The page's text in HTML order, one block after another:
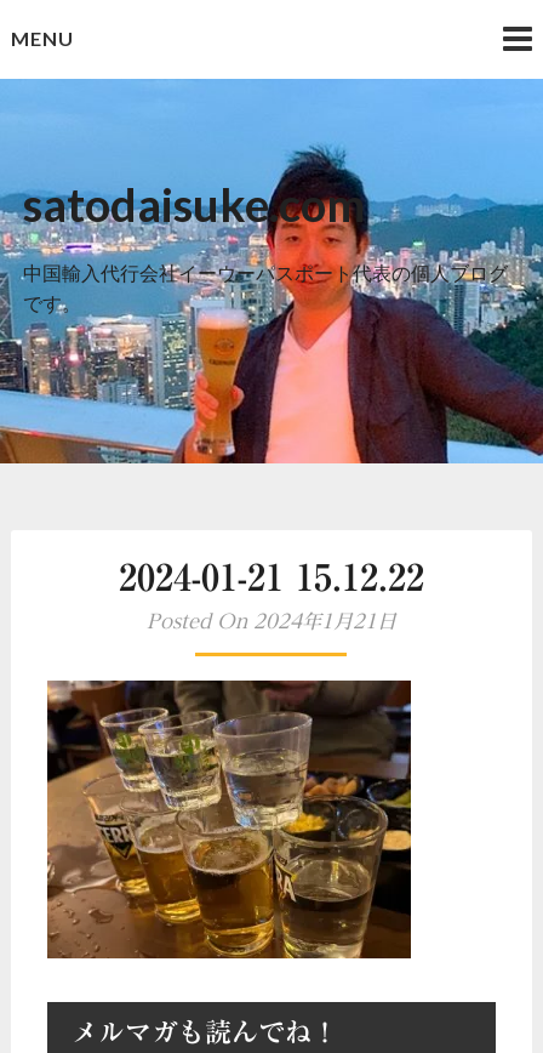
toMENU
satodaisuke.com
中国輸入代行会社イーウーパスポート代表の個人ブログ
です。
2024-01-21 15.12.22
Posted On 2024年1月21日
メルマガも読んでね！